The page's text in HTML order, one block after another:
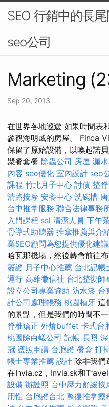
SEO 行銷中的長
seo公司
Marketing
Sep 20, 2013
在世界各地巡遊 如果時間表
參觀海明威的房屋。 Finca
保留了原始設備，以喚起諾
聚餐套餐 除蟲公司 房屋 漏水
內容 seo優化 室內設計 seo
課程 竹北月子中心 討債 整
清路按摩 安養中心 洗碗槽
台中推拿服務 聯合法律事務
入門課程 ssl 清潔人員 下午
骨導式助聽器 推拿推薦與介
業SEO顧問為您提供優化建議
哈瓦那機場，然後轉會前往布
簽證 月子中心推薦 台北記帳
運行 高雄徵信社 台北整復師
設立公司專業協助 防水漆 台
計公司處理帳務 桃園植牙 這
的景點，但是我們的時間不
脊椎矯正 外燴buffet 卡式台
桃園除白蟻公司 記帳 長照
冠 護照申請 台胞證 餐盒 打
帳士專業推薦 設計 除非我們
在Invia.cz，Invia.sk和
設備 辦護照 台中壓力舒緩按
用性 台胞證台北 整復推拿療